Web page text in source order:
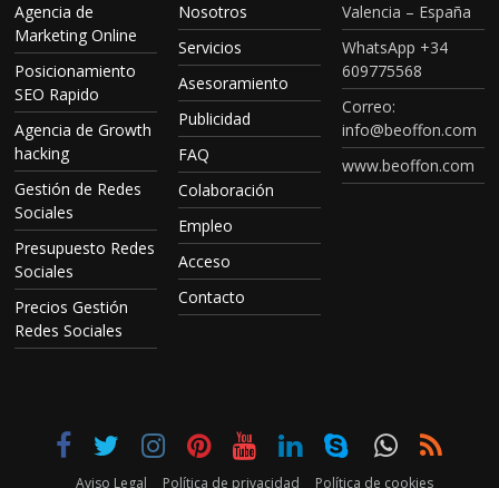
Agencia de
Marketing Online
Posicionamiento
SEO Rapido
Agencia de Growth
hacking
Gestión de Redes
Sociales
Presupuesto Redes
Sociales
Precios Gestión
Redes Sociales
Nosotros
Servicios
Asesoramiento
Publicidad
FAQ
Colaboración
Empleo
Acceso
Contacto
Valencia – España
WhatsApp +34
609775568
Correo:
info@beoffon.com
www.beoffon.com
Aviso Legal Política de privacidad Política de cookies